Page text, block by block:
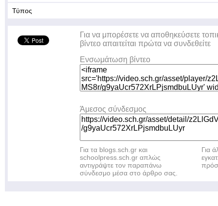
Τύπος
Για να μπορέσετε να αποθηκεύσετε
βίντεο απαιτείται πρώτα να συνδεθείτε
Ενσωμάτωση βίντεο
Άμεσος σύνδεσμος
Για τα blogs.sch.gr και
schoolpress.sch.gr απλώς
αντιγράψτε τον παραπάνω
σύνδεσμο μέσα στο άρθρο σας.
Για